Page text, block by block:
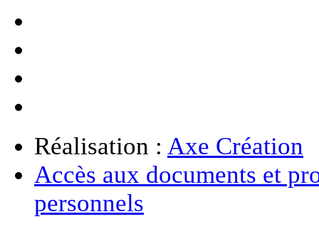
Réalisation : Axe Création
Accès aux documents et
personnels